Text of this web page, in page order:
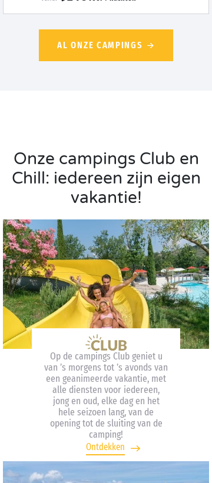
AL ONZE CAMPINGS
Onze campings Club en
Chill: iedereen zijn eigen
vakantie!
Op de campings Club geniet u
van ’s morgens tot ’s avonds van
een geanimeerde vakantie, met
alle diensten voor iedereen,
jong en oud, elke dag en het
hele seizoen lang, van de
opening tot de sluiting van de
camping!
Ontdekken